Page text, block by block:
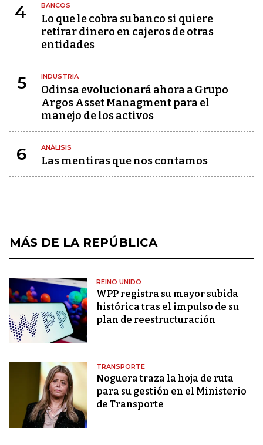
4 BANCOS
Lo que le cobra su banco si quiere
retirar dinero en cajeros de otras
entidades
5 INDUSTRIA
Odinsa evolucionará ahora a Grupo
Argos Asset Managment para el
manejo de los activos
6 ANÁLISIS
Las mentiras que nos contamos
MÁS DE LA REPÚBLICA
REINO UNIDO
WPP registra su mayor subida
histórica tras el impulso de su
plan de reestructuración
TRANSPORTE
Noguera traza la hoja de ruta
para su gestión en el Ministerio
de Transporte